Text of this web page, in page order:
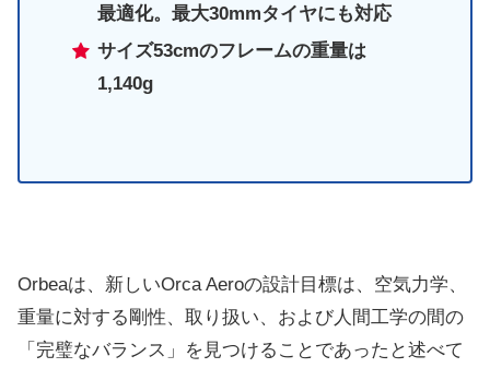
最適化。最大30mmタイヤにも対応
サイズ53cmのフレームの重量は
1,140g
Orbeaは、新しいOrca Aeroの設計目標は、空気力学、
重量に対する剛性、取り扱い、および人間工学の間の
「完璧なバランス」を見つけることであったと述べて